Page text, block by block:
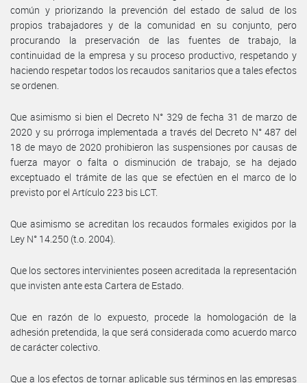
común y priorizando la prevención del estado de salud de los
propios trabajadores y de la comunidad en su conjunto, pero
procurando la preservación de las fuentes de trabajo, la
continuidad de la empresa y su proceso productivo, respetando y
haciendo respetar todos los recaudos sanitarios que a tales efectos
se ordenen.
Que asimismo si bien el Decreto N° 329 de fecha 31 de marzo de
2020 y su prórroga implementada a través del Decreto N° 487 del
18 de mayo de 2020 prohibieron las suspensiones por causas de
fuerza mayor o falta o disminución de trabajo, se ha dejado
exceptuado el trámite de las que se efectúen en el marco de lo
previsto por el Artículo 223 bis LCT.
Que asimismo se acreditan los recaudos formales exigidos por la
Ley N° 14.250 (t.o. 2004).
Que los sectores intervinientes poseen acreditada la representación
que invisten ante esta Cartera de Estado.
Que en razón de lo expuesto, procede la homologación de la
adhesión pretendida, la que será considerada como acuerdo marco
de carácter colectivo.
Que a los efectos de tornar aplicable sus términos en las empresas